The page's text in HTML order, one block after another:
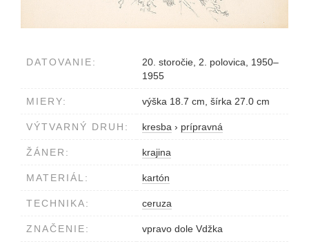
DATOVANIE:
20. storočie, 2. polovica, 1950–
1955
MIERY: výška 18.7 cm, šírka 27.0 cm
VÝTVARNÝ DRUH: kresba › prípravná
ŽÁNER: krajina
MATERIÁL: kartón
TECHNIKA: ceruza
ZNAČENIE: vpravo dole Vdžka